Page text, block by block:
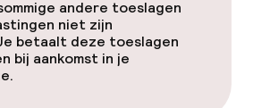
andere toeslagen
niet zijn
betaalt deze toeslagen
bij aankomst in je